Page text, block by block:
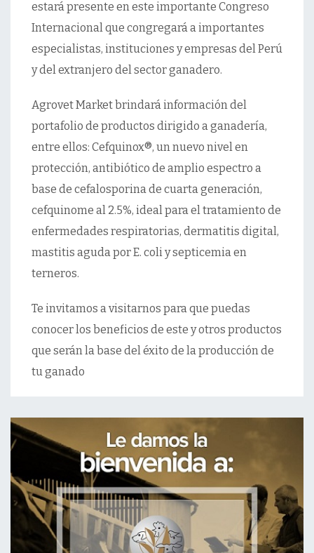
estará presente en este importante Congreso
Internacional que congregará a importantes
especialistas, instituciones y empresas del Perú
y del extranjero del sector ganadero.
Agrovet Market brindará información del
portafolio de productos dirigido a ganadería,
entre ellos: Cefquinox®, un nuevo nivel en
protección, antibiótico de amplio espectro a
base de cefalosporina de cuarta generación,
cefquinome al 2.5%, ideal para el tratamiento de
enfermedades respiratorias, dermatitis digital,
mastitis aguda por E. coli y septicemia en
terneros.
Te invitamos a visitarnos para que puedas
conocer los beneficios de este y otros productos
que serán la base del éxito de la producción de
tu ganado